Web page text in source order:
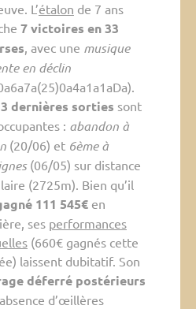
L’étalon de 7 ans
7 victoires en 33
, avec une musique
en déclin
3 dernières sorties sont
: abandon à
(20/06) et 6ème à
(06/05) sur distance
(2725m). Bien qu’il
111 545€en
ses performances
(660€ gagnés cette
laissent dubitatif. Son
déferré postérieurs
d’œillères